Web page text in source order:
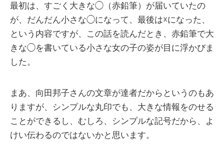
最初は、すごく大きな◯（赤鉛筆）が届いていたの
が、だんだん小さな◯になって、最後は☓になった、
という内容ですが、この話を読んだとき、赤鉛筆で大
きな◯を書いている小さな女の子の姿が目に浮かびま
した。
まあ、向田邦子さんの文章が達者だからというのもあ
りますが、シンプルな丸印でも、大きな情報をのせる
ことができるし、むしろ、シンプルな記号だから、よ
けい伝わるのではないかと思います。